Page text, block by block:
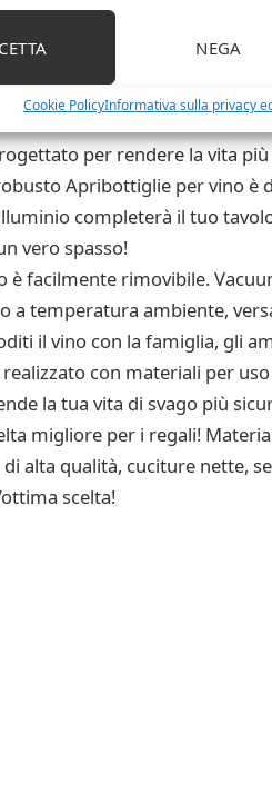
NEGA
Cookie PolicyInformativa sulla privacy
pulsante (2 pulsanti)
vino elettrico. Funziona con
apre fino a 60 bottiglie
facilmente rimosso dal
per rendere la vita
Apribottiglie per vino è
completerà il tuo
vero spasso!
facilmente rimovibile.
a temperatura ambiente,
il vino con la famiglia, gli
con materiali per
la tua vita di svago più
migliore per i regali!
alta qualità, cuciture nette,
scelta!